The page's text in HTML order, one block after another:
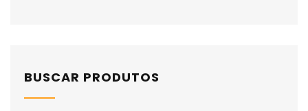
BUSCAR PRODUTOS